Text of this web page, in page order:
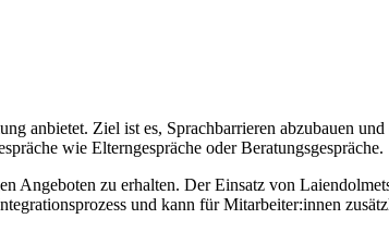
anbietet. Ziel ist es, Sprachbarrieren abzubauen
wie Elterngespräche oder Beratungsgespräche.
Angeboten zu erhalten. Der Einsatz von
und kann für Mitarbeiter:innen